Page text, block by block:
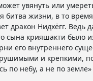
увянуть или
битва жизни, в то время
дракон Нидхёгг. Ведь
сына крияшакти было
его внутреннего
и крепкими,
по небу, а не по